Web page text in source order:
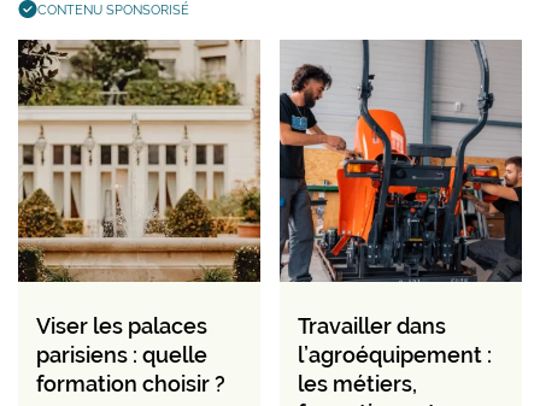
CONTENU SPONSORISÉ
Viser les palaces
parisiens : quelle
formation choisir ?
Travailler dans
l’agroéquipement :
les métiers,